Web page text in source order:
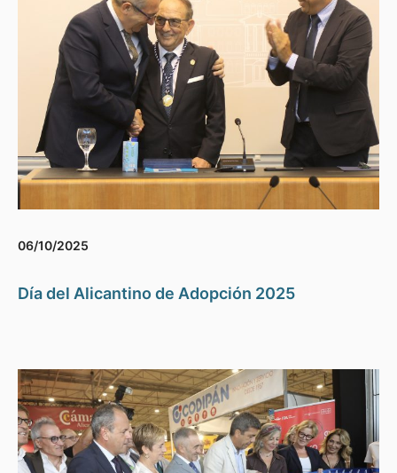
06/10/2025
Día del Alicantino de Adopción 2025